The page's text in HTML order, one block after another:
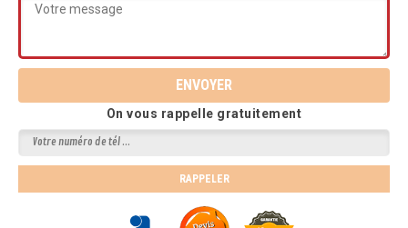
On vous rappelle gratuitement